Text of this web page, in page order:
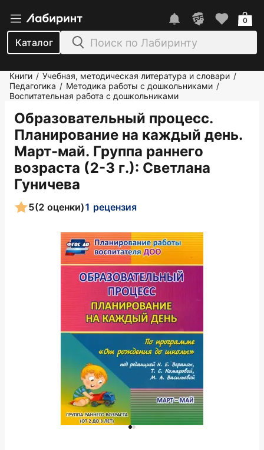
Каталог
0
Книги / Учебная, методическая литература и словари /
Педагогика / Методика работы с дошкольниками /
Воспитательная работа с дошкольниками
Образовательный процесс.
Планирование на каждый день.
Март-май. Группа раннего
возраста (2-3 г.): Светлана
Гуничева
5(2 оценки)1 рецензия